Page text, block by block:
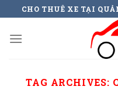
to
content
CHO THUÊ XE TẠI
TAG ARCHIVES: